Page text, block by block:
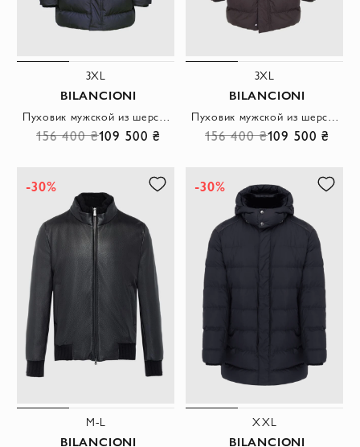
3XL
BILANCIONI
156 400 ₴109 500 ₴
3XL
BILANCIONI
156 400 ₴109 500 ₴
-30%
M-L
BILANCIONI
-30%
XXL
BILANCIONI